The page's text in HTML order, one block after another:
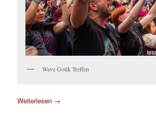
Wave Gotik Treffen
Weiterlesen →